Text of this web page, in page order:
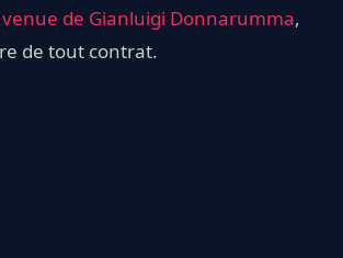
de Gianluigi Donnarumma,
de tout contrat.